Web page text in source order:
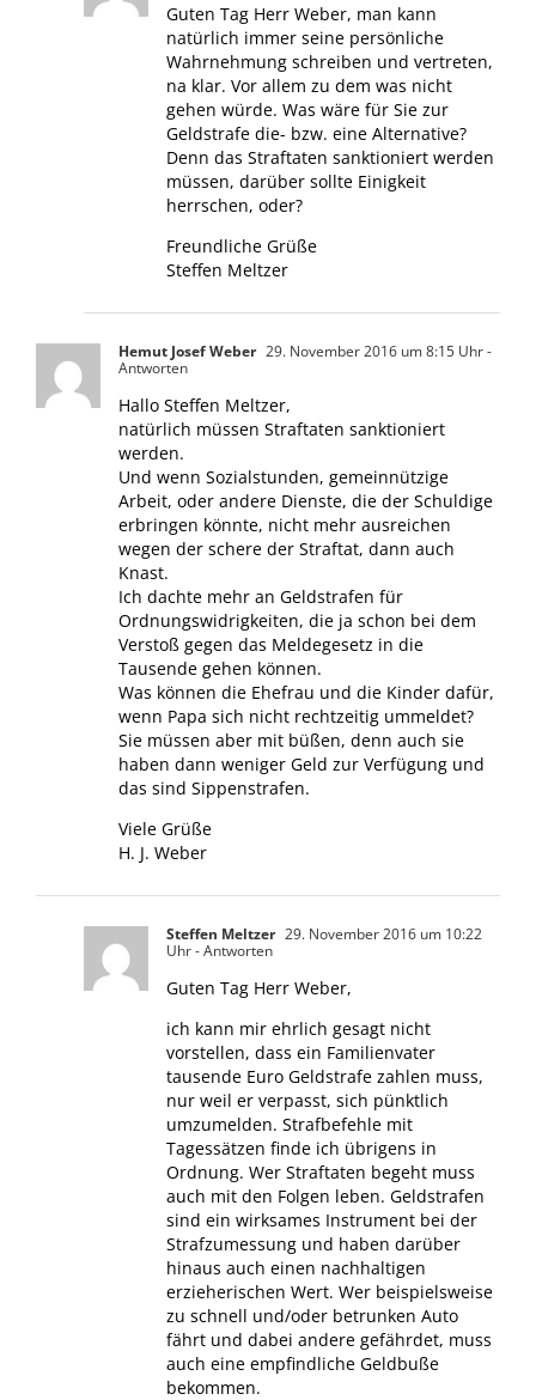
Guten Tag Herr Weber, man kann
natürlich immer seine persönliche
Wahrnehmung schreiben und vertreten,
na klar. Vor allem zu dem was nicht
gehen würde. Was wäre für Sie zur
Geldstrafe die- bzw. eine Alternative?
Denn das Straftaten sanktioniert werden
müssen, darüber sollte Einigkeit
herrschen, oder?
Freundliche Grüße
Steffen Meltzer
Hemut Josef Weber 29. November 2016 um 8:15 Uhr-
Antworten
Hallo Steffen Meltzer,
natürlich müssen Straftaten sanktioniert
werden.
Und wenn Sozialstunden, gemeinnützige
Arbeit, oder andere Dienste, die der Schuldige
erbringen könnte, nicht mehr ausreichen
wegen der schere der Straftat, dann auch
Knast.
Ich dachte mehr an Geldstrafen für
Ordnungswidrigkeiten, die ja schon bei dem
Verstoß gegen das Meldegesetz in die
Tausende gehen können.
Was können die Ehefrau und die Kinder dafür,
wenn Papa sich nicht rechtzeitig ummeldet?
Sie müssen aber mit büßen, denn auch sie
haben dann weniger Geld zur Verfügung und
das sind Sippenstrafen.
Viele Grüße
H. J. Weber
Steffen Meltzer 29. November 2016 um 10:22
Uhr- Antworten
Guten Tag Herr Weber,
ich kann mir ehrlich gesagt nicht
vorstellen, dass ein Familienvater
tausende Euro Geldstrafe zahlen muss,
nur weil er verpasst, sich pünktlich
umzumelden. Strafbefehle mit
Tagessätzen finde ich übrigens in
Ordnung. Wer Straftaten begeht muss
auch mit den Folgen leben. Geldstrafen
sind ein wirksames Instrument bei der
Strafzumessung und haben darüber
hinaus auch einen nachhaltigen
erzieherischen Wert. Wer beispielsweise
zu schnell und/oder betrunken Auto
fährt und dabei andere gefährdet, muss
auch eine empfindliche Geldbuße
bekommen.